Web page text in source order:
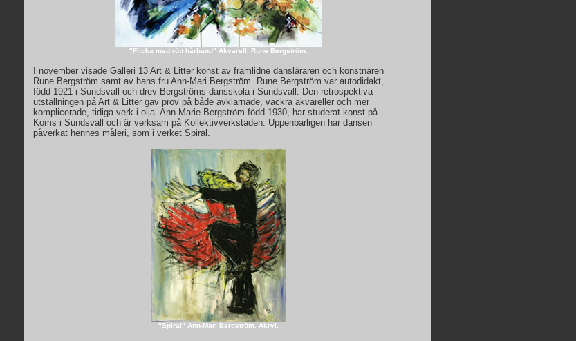
"Flicka med rött hårband" Akvarell. Rune Bergström.
I november visade Galleri 13 Art & Litter konst av framlidne dansläraren och konstnären
Rune Bergström samt av hans fru Ann-Mari Bergström. Rune Bergström var autodidakt,
född 1921 i Sundsvall och drev Bergströms dansskola i Sundsvall. Den retrospektiva
utställningen på Art & Litter gav prov på både avklarnade, vackra akvareller och mer
komplicerade, tidiga verk i olja. Ann-Marie Bergström född 1930, har studerat konst på
Koms i Sundsvall och är verksam på Kollektivverkstaden. Uppenbarligen har dansen
påverkat hennes måleri, som i verket Spiral.
"Spiral" Ann-Mari Bergström. Akryl.